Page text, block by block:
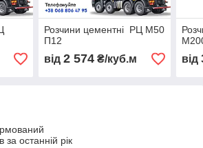
Розчини цементні РЦ М50
П12
від 2 574₴/куб.м від
за останній рік